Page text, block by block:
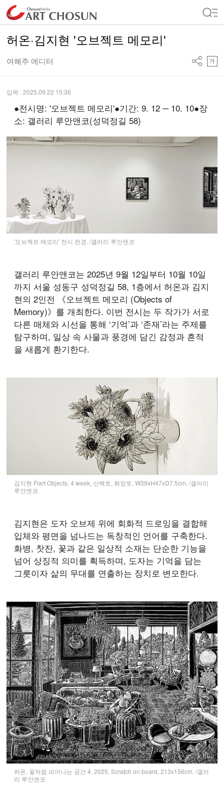
허온·김지현 '오브젝트 메모리'
여혜주 에디터
입력 : 2025.09.22 15:36
●전시명: '오브젝트 메모리'●기간: 9. 12 ─ 10. 10●장
소: 갤러리 루안앤코(성덕정길 58)
'오브젝트 메모리' 전시 전경. /갤러리 루안앤코
갤러리 루안앤코는 2025년 9월 12일부터 10월 10일
까지 서울 성동구 성덕정길 58, 1층에서 허온과 김지
현의 2인전 《오브젝트 메모리 (Objects of
Memory)》를 개최한다. 이번 전시는 두 작가가 서로
다른 매체와 시선을 통해 ‘기억’과 ‘존재’라는 주제를
탐구하며, 일상 속 사물과 풍경에 담긴 감정과 흔적
을 새롭게 환기한다.
김지현 Flart Objects, 4 week, 산백토, 화장토, W39xH47xD7.5cm. /갤러리
루안앤코
김지현은 도자 오브제 위에 회화적 드로잉을 결합해
입체와 평면을 넘나드는 독창적인 언어를 구축한다.
화병, 찻잔, 꽃과 같은 일상적 소재는 단순한 기능을
넘어 상징적 의미를 획득하며, 도자는 기억을 담는
그릇이자 삶의 무대를 연출하는 장치로 변모한다.
허온, 꽃처럼 피어나는 공간 4, 2025, Scratch on board, 213x156cm. /갤러
리 루안앤코